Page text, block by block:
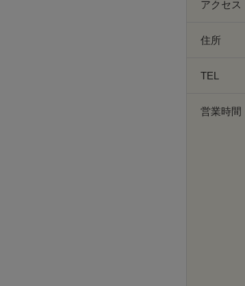
アクセス
住所
TEL
営業時間